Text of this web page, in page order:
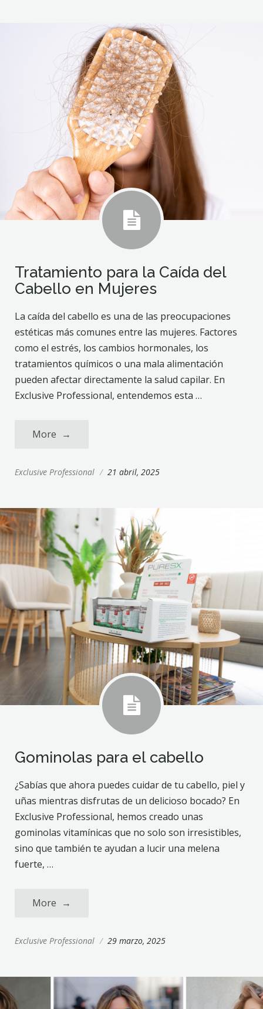
Tratamiento para la Caída del
Cabello en Mujeres
La caída del cabello es una de las preocupaciones
estéticas más comunes entre las mujeres. Factores
como el estrés, los cambios hormonales, los
tratamientos químicos o una mala alimentación
pueden afectar directamente la salud capilar. En
Exclusive Professional, entendemos esta …
More →
Exclusive Professional / 21 abril, 2025
Gominolas para el cabello
¿Sabías que ahora puedes cuidar de tu cabello, piel y
uñas mientras disfrutas de un delicioso bocado? En
Exclusive Professional, hemos creado unas
gominolas vitamínicas que no solo son irresistibles,
sino que también te ayudan a lucir una melena
fuerte, …
More →
Exclusive Professional / 29 marzo, 2025